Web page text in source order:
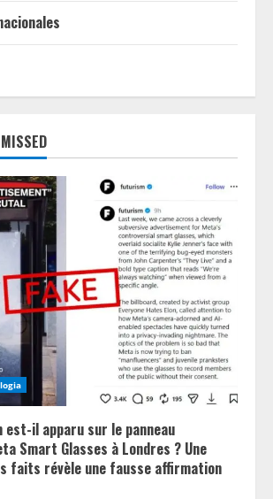
est-il apparu sur le panneau
Smart Glasses à Londres ? Une
faits révèle une fausse affirmation